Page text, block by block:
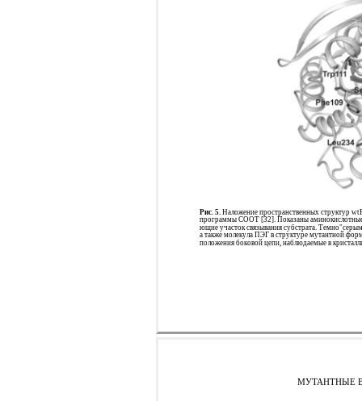
Рис. 5. Наложение пространственных структур
программы COOT [32]. Показаны
ющие участок связывания субстрата.
а также молекула ПЭГ в структуре мутантной
положения боковой цепи, наблюдаемые в
МУТАНТНЫЕ